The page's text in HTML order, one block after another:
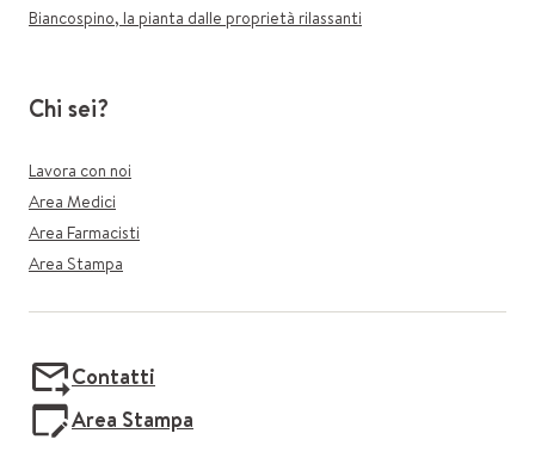
Biancospino, la pianta dalle proprietà rilassanti
Chi sei?
Lavora con noi
Area Medici
Area Farmacisti
Area Stampa
Contatti
Area Stampa